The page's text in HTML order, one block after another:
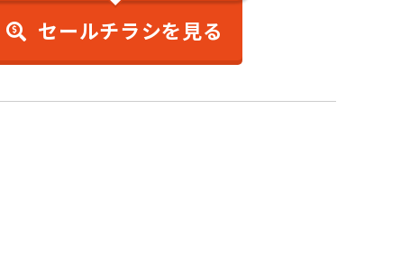
セールチラシを見る